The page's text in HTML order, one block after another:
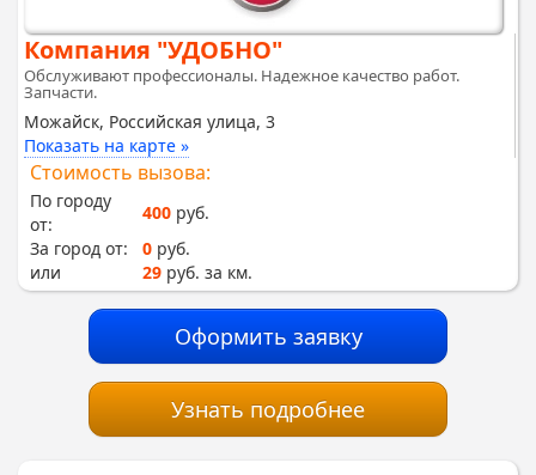
Компания "УДОБНО"
Обслуживают профессионалы. Надежное качество работ.
Запчасти.
Можайск, Российская улица, 3
Показать на карте »
Стоимость вызова:
По городу
от:
400 руб.
За город от:
0 руб.
или
29 руб. за км.
Оформить заявку
Узнать подробнее